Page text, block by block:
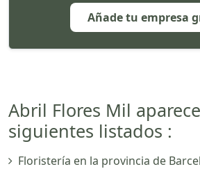
Añade tu empresa
Abril Flores Mil
siguientes listados :
Floristería en la provincia de